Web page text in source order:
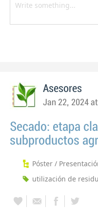
Asesores
Jan 22, 2024
Secado: etapa
subproductos
Póster /
utilización de